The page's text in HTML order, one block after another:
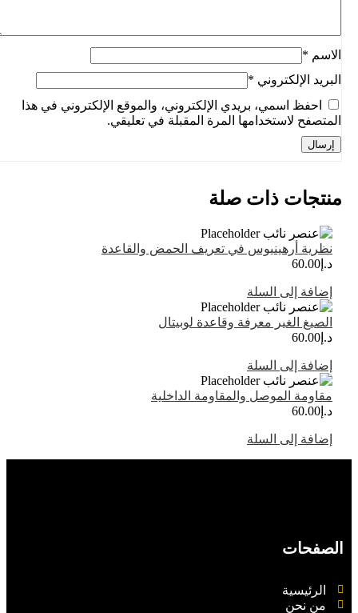
الاسم*
البريد الإلكتروني*
احفظ اسمي، بريدي الإلكتروني، والموقع الإلكتروني في هذا
المتصفح لاستخدامها المرة المقبلة في تعليقي.
منتجات ذات صلة
نظرية أرهينيوس في تعريف الحمض والقاعدة
60.00
إضافة إلى السلة
الصيغ الغير معرفة وقاعدة لوبيتال
60.00
إضافة إلى السلة
مقاومة الموصل والمقاومة الداخلية
60.00
إضافة إلى السلة
الصفحات
الرئيسية
من نحن